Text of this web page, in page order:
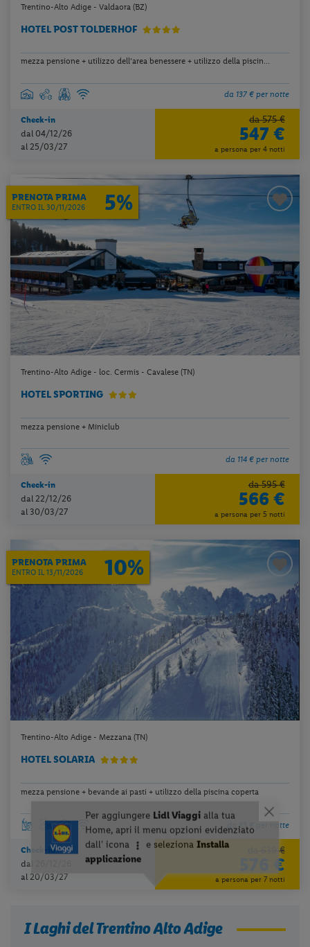
Trentino-Alto Adige - Valdaora (BZ)
HOTEL POST TOLDERHOF
mezza pensione + utilizzo dell’area benessere + utilizzo della piscin...
da 137 € per notte
Check-in
dal 04/12/26
al 25/03/27
da 575 €
547 €
a persona per 4 notti
PRENOTA PRIMA
ENTRO IL 30/11/2026 5%
Trentino-Alto Adige - loc. Cermis - Cavalese (TN)
HOTEL SPORTING
mezza pensione + Miniclub
da 114 € per notte
Check-in
dal 22/12/26
al 30/03/27
da 595 €
566 €
a persona per 5 notti
PRENOTA PRIMA
ENTRO IL 13/11/2026 10%
Trentino-Alto Adige - Mezzana (TN)
HOTEL SOLARIA
mezza pensione + bevande ai pasti + utilizzo della piscina coperta
da 83 € per notte
Check-in
dal 26/12/26
al 20/03/27
da 639 €
576 €
a persona per 7 notti
I Laghi del Trentino Alto Adige